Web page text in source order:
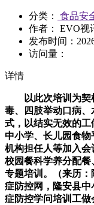
分类：
食品安
作者： EVO视
发布时间：
访问量：
详情
以此次培训为契
毒、四肢举动口病
式，以结实无效的
中小学、长儿园食
机构担任人等加入会
校园餐科学养分配
专题培训。（来历
症防控网，隆安县
症防控学问培训工